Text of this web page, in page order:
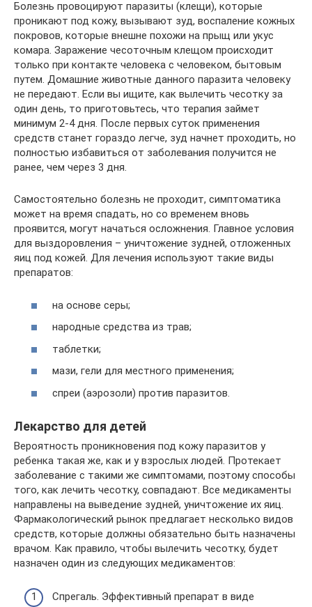
Болезнь провоцируют паразиты (клещи), которые
проникают под кожу, вызывают зуд, воспаление кожных
покровов, которые внешне похожи на прыщ или укус
комара. Заражение чесоточным клещом происходит
только при контакте человека с человеком, бытовым
путем. Домашние животные данного паразита человеку
не передают. Если вы ищите, как вылечить чесотку за
один день, то приготовьтесь, что терапия займет
минимум 2-4 дня. После первых суток применения
средств станет гораздо легче, зуд начнет проходить, но
полностью избавиться от заболевания получится не
ранее, чем через 3 дня.
Самостоятельно болезнь не проходит, симптоматика
может на время спадать, но со временем вновь
проявится, могут начаться осложнения. Главное условия
для выздоровления – уничтожение зудней, отложенных
яиц под кожей. Для лечения используют такие виды
препаратов:
на основе серы;
народные средства из трав;
таблетки;
мази, гели для местного применения;
спреи (аэрозоли) против паразитов.
Лекарство для детей
Вероятность проникновения под кожу паразитов у
ребенка такая же, как и у взрослых людей. Протекает
заболевание с такими же симптомами, поэтому способы
того, как лечить чесотку, совпадают. Все медикаменты
направлены на выведение зудней, уничтожение их яиц.
Фармакологический рынок предлагает несколько видов
средств, которые должны обязательно быть назначены
врачом. Как правило, чтобы вылечить чесотку, будет
назначен один из следующих медикаментов:
Спрегаль. Эффективный препарат в виде